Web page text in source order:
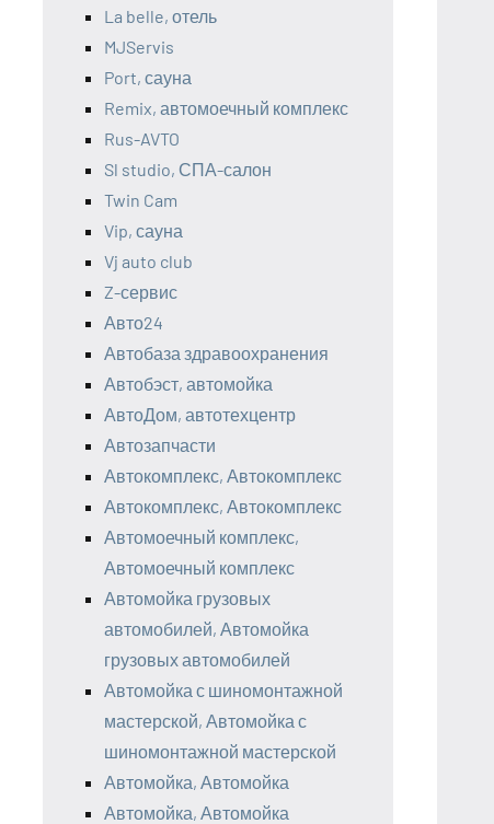
La belle, отель
MJServis
Port, сауна
Remix, автомоечный комплекс
Rus-AVTO
Sl studio, СПА-салон
Twin Cam
Vip, сауна
Vj auto club
Z-сервис
Авто24
Автобаза здравоохранения
Автобэст, автомойка
АвтоДом, автотехцентр
Автозапчасти
Автокомплекс, Автокомплекс
Автокомплекс, Автокомплекс
Автомоечный комплекс,
Автомоечный комплекс
Автомойка грузовых
автомобилей, Автомойка
грузовых автомобилей
Автомойка с шиномонтажной
мастерской, Автомойка с
шиномонтажной мастерской
Автомойка, Автомойка
Автомойка, Автомойка